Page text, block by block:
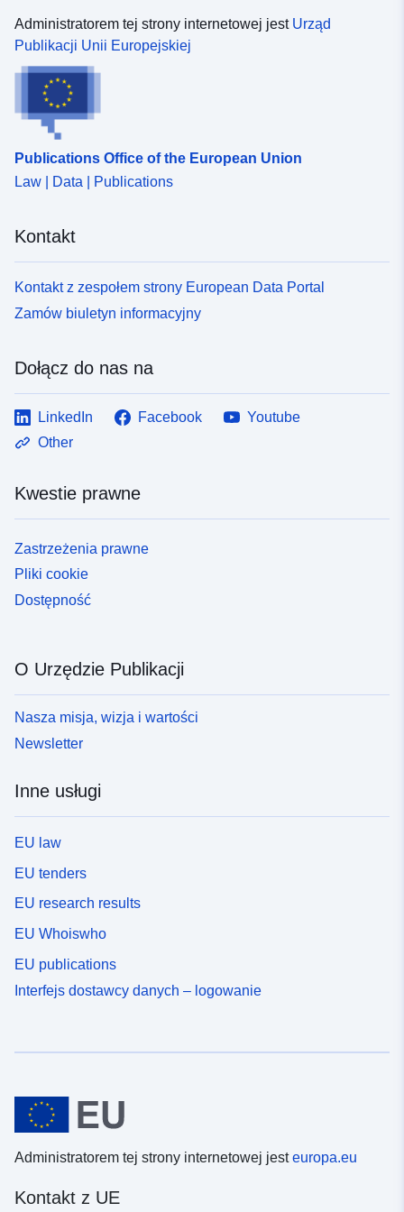
Administratorem tej strony internetowej jest Urząd
Publikacji Unii Europejskiej
Publications Office of the European Union
Law | Data | Publications
Kontakt
Kontakt z zespołem strony European Data Portal
Zamów biuletyn informacyjny
Dołącz do nas na
LinkedIn Facebook
Youtube
Other
Kwestie prawne
Zastrzeżenia prawne
Pliki cookie
Dostępność
O Urzędzie Publikacji
Nasza misja, wizja i wartości
Newsletter
Inne usługi
EU law
EU tenders
EU research results
EU Whoiswho
EU publications
Interfejs dostawcy danych – logowanie
Administratorem tej strony internetowej jesteuropa.eu
Kontakt z UE